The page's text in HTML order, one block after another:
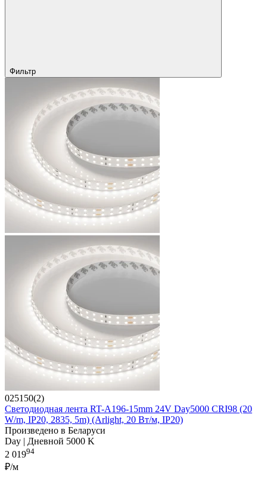
Фильтр
025150(2)
Светодиодная лента RT-A196-15mm 24V Day5000 CRI98 (20
W/m, IP20, 2835, 5m) (Arlight, 20 Вт/м, IP20)
Произведено в Беларуси
Day | Дневной 5000 K
2 01994
₽/м